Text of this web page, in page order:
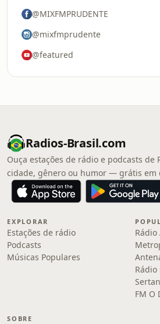
@MIXFMPRUDENTE
@mixfmprudente
@featured
Radios-Brasil.com
Ouça estações de rádio e podcasts de
cidade, gênero ou humor — grátis em
EXPLORAR
Estações de rádio
Podcasts
Músicas Populares
Rádio
FM O
SOBRE